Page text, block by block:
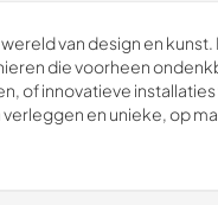
van design en
die voorheen
of innovatieve
en unieke, op